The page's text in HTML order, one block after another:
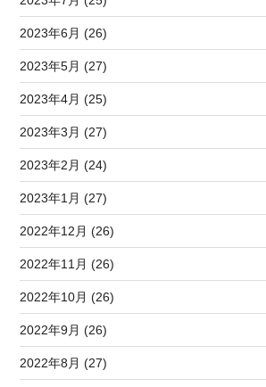
2023年6月 (26)
2023年5月 (27)
2023年4月 (25)
2023年3月 (27)
2023年2月 (24)
2023年1月 (27)
2022年12月 (26)
2022年11月 (26)
2022年10月 (26)
2022年9月 (26)
2022年8月 (27)